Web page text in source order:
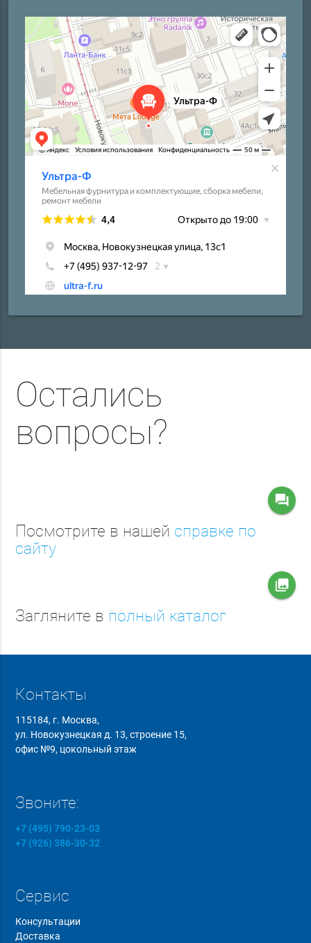
Остались
вопросы?
question_answer
Посмотрите в нашей справке по
сайту
collections
Загляните в полный каталог
Контакты
115184, г. Москва,
ул. Новокузнецкая д. 13, строение 15,
офис №9, цокольный этаж
Звоните:
+7 (495) 790-23-03
+7 (926) 386-30-32
Сервис
Консультации
Доставка